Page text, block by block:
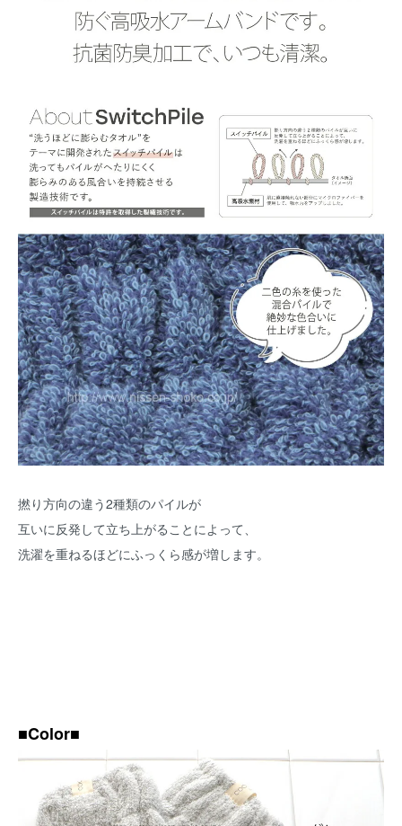
撚り方向の違う2種類のパイルが
互いに反発して立ち上がることによって、
洗濯を重ねるほどにふっくら感が増します。
■Color■